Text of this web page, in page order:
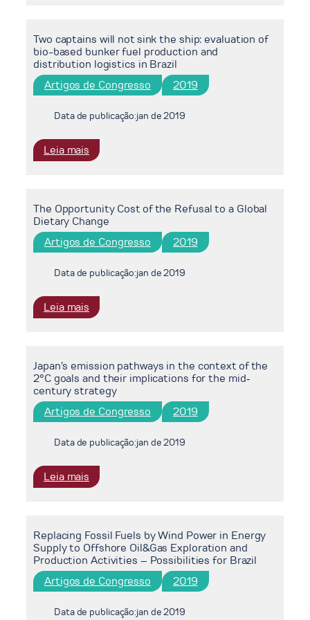
Emissions
Technologies
(NETs)
for
Two captains will not sink the ship: evaluation of
bio-based bunker fuel production and
distribution logistics in Brazil
Artigos de Congresso 2019
Data de publicação:jan de 2019
Leia mais
Two
not
sink
the
ship:
evaluation
bio-
based
production
and
distribution
logistics
in
Brazil
The Opportunity Cost of the Refusal to a Global
Dietary Change
Artigos de Congresso 2019
Data de publicação:jan de 2019
Leia mais
The
of
the
Refusal
to
Global
Change
Japan’s emission pathways in the context of the
2°C goals and their implications for the mid‐
century strategy
Artigos de Congresso 2019
Data de publicação:jan de 2019
Leia mais
Japan’s
in
the
context
of
2°C
Replacing Fossil Fuels by Wind Power in Energy
Supply to Offshore Oil&Gas Exploration and
Production Activities – Possibilities for Brazil
Artigos de Congresso 2019
Data de publicação:jan de 2019